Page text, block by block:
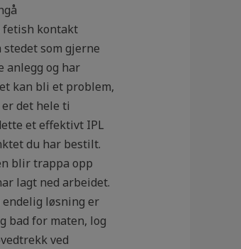
fetish kontakt
som gjerne
anlegg og har
kan bli et problem,
det hele ti
et effektivt IPL
du har bestilt.
blir trappa opp
lagt ned arbeidet.
løsning er
bad for maten, log
ved